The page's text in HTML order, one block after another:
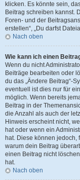
klicken. Es könnte sein,
Beitrag schreiben kannst.
Foren- und der
erstellen“, „Du darfst
Nach oben
Wie kann ich einen
Wenn du nicht
Beiträge bearbeiten oder
du das „Ändere Beitrag“-
eventuell ist dies nur für
möglich. Wenn bereits
Beitrag in der
die Anzahl als auch der
Hinweis erscheint nicht,
hat oder wenn ein
hat. Diese können
warum dein Beitrag
einen Beitrag nicht
hat.
Nach oben